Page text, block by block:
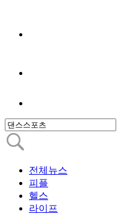
전체뉴스
피플
헬스
라이프